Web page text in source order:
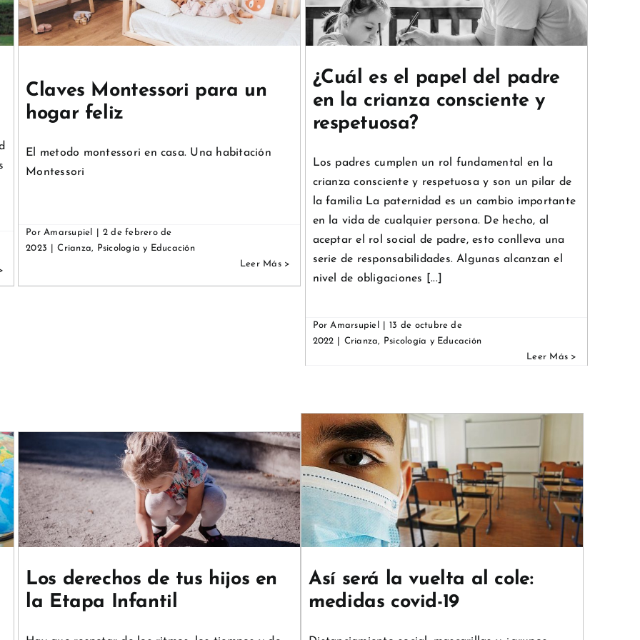
Claves Montessori para un
hogar feliz
El metodo montessori en casa. Una habitación
Montessori
PorAmarsupiel
2 de febrero de
2023
Crianza, Psicología y Educación
Crianza Psicología y Educación
¿Cuál es el papel del padre
en la crianza consciente y
respetuosa?
Los padres cumplen un rol fundamental en la
crianza consciente y respetuosa y son un pilar de
la familia La paternidad es un cambio importante
en la vida de cualquier persona. De hecho, al
aceptar el rol social de padre, esto conlleva una
serie de responsabilidades. Algunas alcanzan el
nivel de obligaciones [...]
Por Amarsupiel
13 de octubre de
2022
Crianza, Psicología y Educación
Los derechos de tus hijos en
la Etapa Infantil
Así será la vuelta al cole:
medidas covid-19
Psicología y Educación
Así será la vuelta al cole:
medidas covid-19